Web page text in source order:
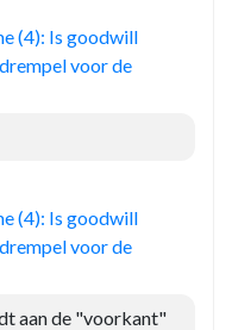
(4): Is goodwill
voor de
(4): Is goodwill
voor de
aan de "voorkant"